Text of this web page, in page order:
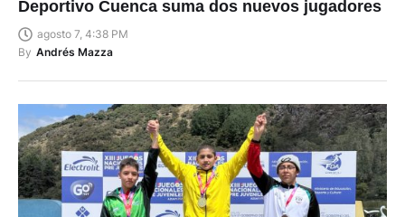
Deportivo Cuenca suma dos nuevos jugadores
agosto 7, 4:38 PM
By Andrés Mazza